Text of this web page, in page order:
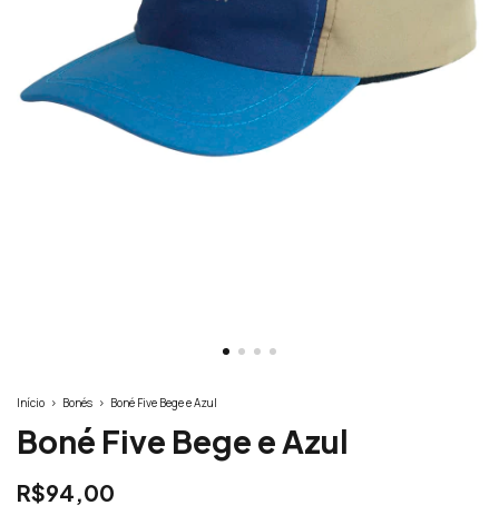
Início > Bonés > Boné Five Bege e Azul
Boné Five Bege e Azul
R$94,00